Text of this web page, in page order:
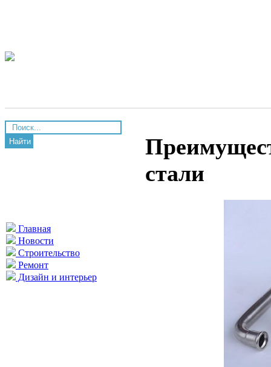
Найти
Главная
Новости
Строительство
Ремонт
Дизайн и интерьер
стали